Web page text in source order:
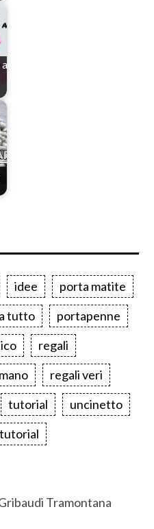
idee
porta matite
tutto
portapenne
regali
regali veri
tutorial
uncinetto
Tramontana